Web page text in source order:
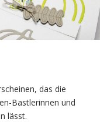
das die
Bastlerinnen und
lässt.